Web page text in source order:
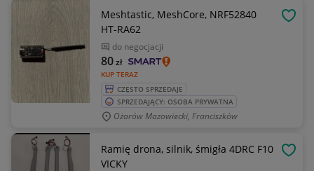
Meshtastic, MeshCore, NRF52840
HT-RA62
do negocjacji
KUP TERAZ
80zł
CZĘSTO SPRZEDAJE
SPRZEDAJĄCY: OSOBA PRYWATNA
Ożarów Mazowiecki, Franciszków
Ramię drona, silnik, śmigła 4DRC F10
VICKY